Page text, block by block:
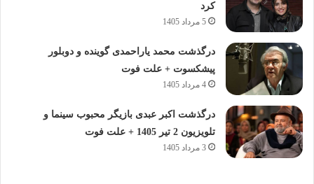
کرد
5 مرداد 1405
درگذشت محمد یاراحمدی گوینده و دوبلور
پیشکسوت + علت فوت
4 مرداد 1405
درگذشت اکبر عبدی بازیگر محبوب سینما و
تلویزیون 2 تیر 1405 + علت فوت
3 مرداد 1405